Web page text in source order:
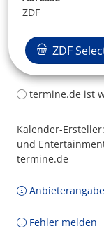
ZDF
ZDF
termine.de ist
Kalender-
und
termine.de
Fehler melden